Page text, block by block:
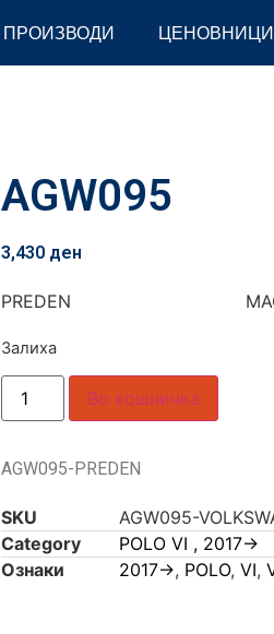
ПРОИЗВОДИ ЦЕНОВНИЦИ
AGW095
3,430 ден
PREDEN
Залиха
Во кошничка
AGW095-PREDEN
SKU
AGW095-
Category
POLO VI , 2017->
Ознаки
2017->, POLO, VI,